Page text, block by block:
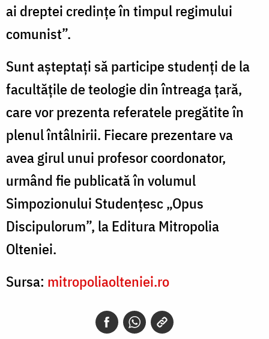
ai dreptei credințe în timpul regimului
comunist”.
Sunt așteptați să participe studenți de la
facultățile de teologie din întreaga țară,
care vor prezenta referatele pregătite în
plenul întâlnirii. Fiecare prezentare va
avea girul unui profesor coordonator,
urmând fie publicată în volumul
Simpozionului Studenţesc „Opus
Discipulorum”, la Editura Mitropolia
Olteniei.
Sursa: mitropoliaolteniei.ro